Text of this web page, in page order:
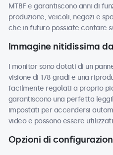
MTBF e garantiscono anni di
produzione, veicoli, negozi e
che in futuro possiate contare
Immagine nitidissima
I monitor sono dotati di un
visione di 178 gradi e una
facilmente regolati a proprio
garantiscono una perfetta
impostati per accendersi
video e possono essere
Opzioni di